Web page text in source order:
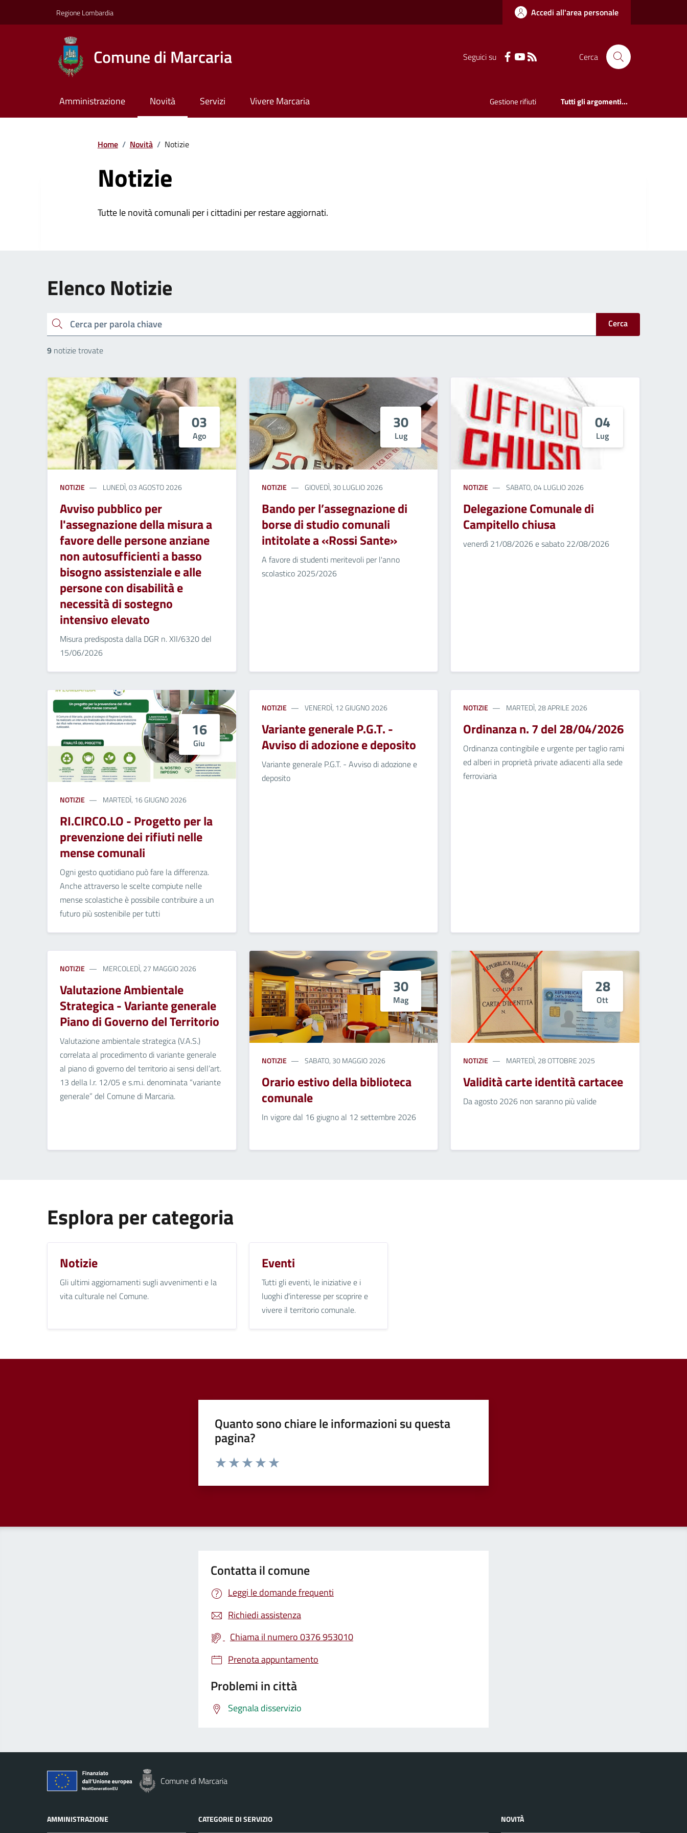
Regione Lombardia Accedi all'area personale
Comune di Marcaria Seguici su Cerca
Amministrazione Novità Servizi Vivere Marcaria Gestione rifiuti Tutti gli argomenti...
Home / Novità / Notizie
Notizie
Tutte le novità comunali per i cittadini per restare aggiornati.
Elenco Notizie
cerca Cerca
9 notizie trovate
03
Ago
NOTIZIE LUNEDÌ, 03 AGOSTO 2026
Avviso pubblico per
l'assegnazione della misura a
favore delle persone anziane
non autosufficienti a basso
bisogno assistenziale e alle
persone con disabilità e
necessità di sostegno
intensivo elevato
Misura predisposta dalla DGR n. XII/6320 del
15/06/2026
30
Lug
NOTIZIE GIOVEDÌ, 30 LUGLIO 2026
Bando per l’assegnazione di
borse di studio comunali
intitolate a «Rossi Sante»
A favore di studenti meritevoli per l'anno
scolastico 2025/2026
04
Lug
NOTIZIE SABATO, 04 LUGLIO 2026
Delegazione Comunale di
Campitello chiusa
venerdì 21/08/2026 e sabato 22/08/2026
16
Giu
NOTIZIE MARTEDÌ, 16 GIUGNO 2026
RI.CIRCO.LO - Progetto per la
prevenzione dei rifiuti nelle
mense comunali
Ogni gesto quotidiano può fare la differenza.
Anche attraverso le scelte compiute nelle
mense scolastiche è possibile contribuire a un
futuro più sostenibile per tutti
NOTIZIE VENERDÌ, 12 GIUGNO 2026
Variante generale P.G.T. -
Avviso di adozione e deposito
Variante generale P.G.T. - Avviso di adozione e
deposito
NOTIZIE MARTEDÌ, 28 APRILE 2026
Ordinanza n. 7 del 28/04/2026
Ordinanza contingibile e urgente per taglio rami
ed alberi in proprietà private adiacenti alla sede
ferroviaria
NOTIZIE MERCOLEDÌ, 27 MAGGIO 2026
Valutazione Ambientale
Strategica - Variante generale
Piano di Governo del Territorio
Valutazione ambientale strategica (V.A.S.)
correlata al procedimento di variante generale
al piano di governo del territorio ai sensi dell’art.
13 della l.r. 12/05 e s.m.i. denominata “variante
generale” del Comune di Marcaria.
30
Mag
NOTIZIE SABATO, 30 MAGGIO 2026
Orario estivo della biblioteca
comunale
In vigore dal 16 giugno al 12 settembre 2026
28
Ott
NOTIZIE MARTEDÌ, 28 OTTOBRE 2025
Validità carte identità cartacee
Da agosto 2026 non saranno più valide
Esplora per categoria
Notizie
Gli ultimi aggiornamenti sugli avvenimenti e la
vita culturale nel Comune.
Eventi
Tutti gli eventi, le iniziative e i
luoghi d'interesse per scoprire e
vivere il territorio comunale.
Quanto sono chiare le informazioni su questa
pagina?
Valuta da 1 a 5 stelle la pagina
Contatta il comune
Leggi le domande frequenti
Richiedi assistenza
Chiama il numero 0376 953010
Prenota appuntamento
Problemi in città
Segnala disservizio
Comune di Marcaria
AMMINISTRAZIONE CATEGORIE DI SERVIZIO NOVITÀ